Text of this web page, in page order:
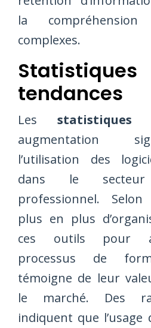
la
complexes.
tendances
Les statistiques
augmentation
l’utilisation des
dans le
professionnel.
plus en plus
ces outils pour
processus de
témoigne de leur
le marché. Des
indiquent que